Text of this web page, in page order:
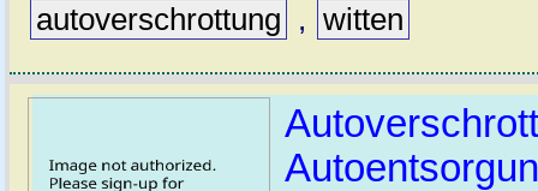
autoverschrottung
, witten